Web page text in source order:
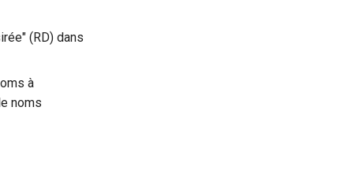
(RD) dans
à
noms